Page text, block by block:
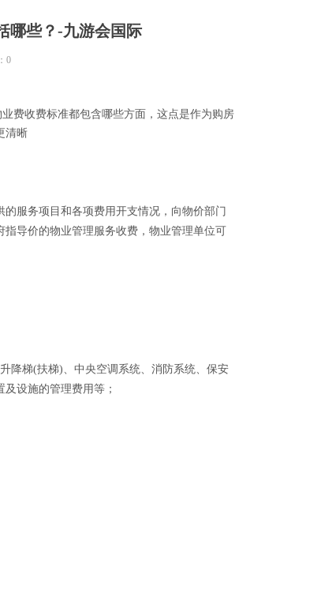
哪些？-九游会国际
费收费标准都包含哪些方面，这点是作为购房
清晰
服务项目和各项费用开支情况，向物价部门
导价的物业管理服务收费，物业管理单位可
梯(扶梯)、中央空调系统、消防系统、保安
设施的管理费用等；
0